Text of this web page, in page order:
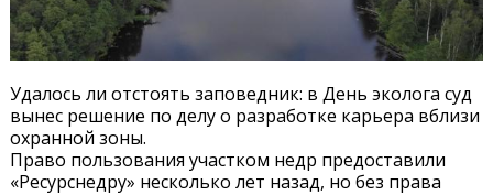
Удалось ли отстоять заповедник: в День эколога суд
вынес решение по делу о разработке карьера вблизи
охранной зоны.
Право пользования участком недр предоставили
«Ресурснедру» несколько лет назад, но без права